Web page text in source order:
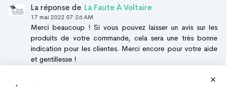
La réponse de La Faute À Voltaire
17 mai 2022 07:26 AM
Merci beaucoup ! Si vous pouvez laisser un avis sur les
produits de votre commande, cela sera une très bonne
indication pour les clientes. Merci encore pour votre aide
et gentillesse !
1